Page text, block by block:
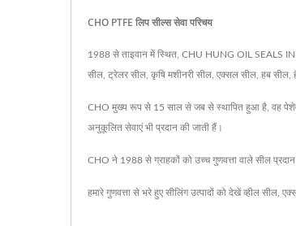
CHO PTFE लिप सील्स सेवा परिचय
1988 से ताइवान में स्थित, CHU HUNG OIL SEALS
सील, ट्रेलर सील, कृषि मशीनरी सील, एक्सल सील, हब सील,
CHO मुख्य रूप से 15 साल से जब से स्थापित हुआ है, वह पेशेवर
अनुकूलित सेवाएं भी प्रदान की जाती हैं।
CHO ने 1988 से ग्राहकों को उच्च गुणवत्ता वाले सील
हमारे गुणवत्ता से भरे हुए सीलिंग उत्पादों को देखेंव्हील सील